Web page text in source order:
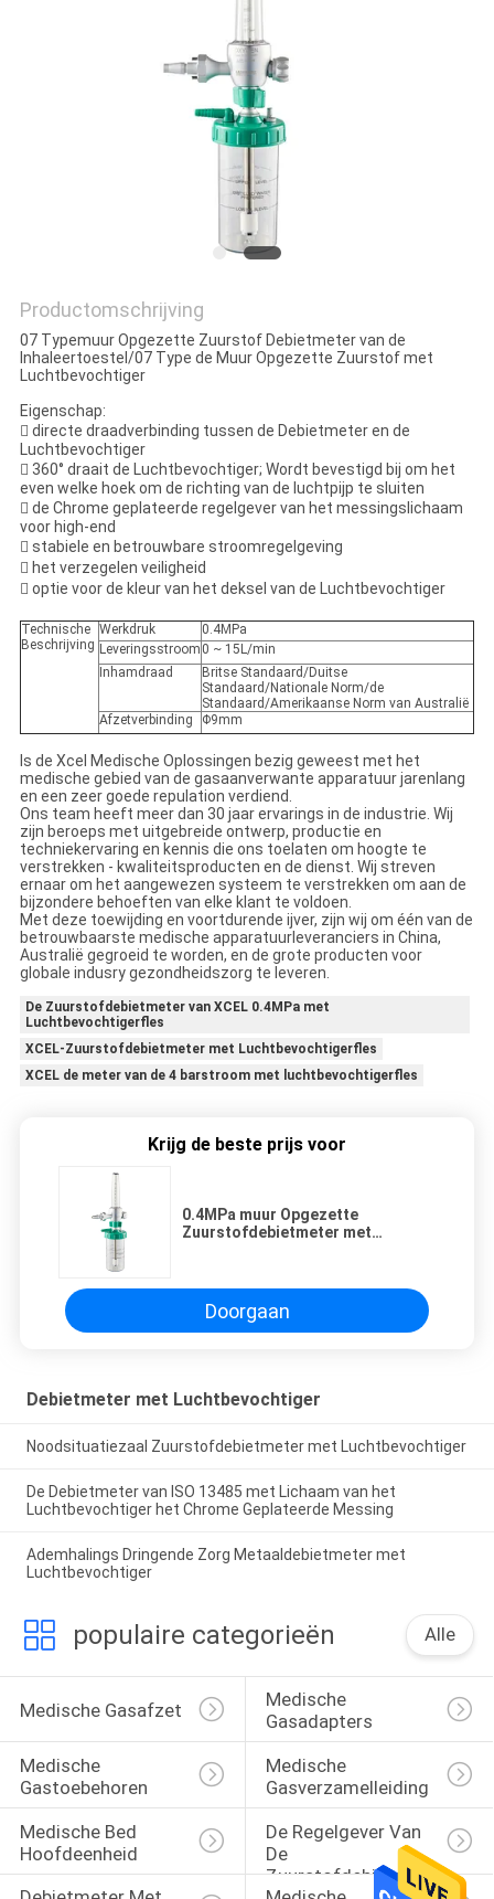
Productomschrijving
07 Typemuur Opgezette Zuurstof Debietmeter van de
Inhaleertoestel/07 Type de Muur Opgezette Zuurstof met
Luchtbevochtiger
Eigenschap:
 directe draadverbinding tussen de Debietmeter en de
Luchtbevochtiger
 360° draait de Luchtbevochtiger; Wordt bevestigd bij om het
even welke hoek om de richting van de luchtpijp te sluiten
 de Chrome geplateerde regelgever van het messingslichaam
voor high-end
 stabiele en betrouwbare stroomregelgeving
 het verzegelen veiligheid
 optie voor de kleur van het deksel van de Luchtbevochtiger
Technische
Beschrijving
Werkdruk
0.4MPa
Leveringsstroom 0 ~ 15L/min
Inhamdraad
Britse Standaard/Duitse
Standaard/Nationale Norm/de
Standaard/Amerikaanse Norm van Australië
Afzetverbinding
Φ9mm
Is de Xcel Medische Oplossingen bezig geweest met het
medische gebied van de gasaanverwante apparatuur jarenlang
en een zeer goede repulation verdiend.
Ons team heeft meer dan 30 jaar ervarings in de industrie. Wij
zijn beroeps met uitgebreide ontwerp, productie en
techniekervaring en kennis die ons toelaten om hoogte te
verstrekken - kwaliteitsproducten en de dienst. Wij streven
ernaar om het aangewezen systeem te verstrekken om aan de
bijzondere behoeften van elke klant te voldoen.
Met deze toewijding en voortdurende ijver, zijn wij om één van de
betrouwbaarste medische apparatuurleveranciers in China,
Australië gegroeid te worden, en de grote producten voor
globale indusry gezondheidszorg te leveren.
De Zuurstofdebietmeter van XCEL 0.4MPa met
Luchtbevochtigerfles
XCEL-Zuurstofdebietmeter met Luchtbevochtigerfles
XCEL de meter van de 4 barstroom met luchtbevochtigerfles
Krijg de beste prijs voor
0.4MPa muur Opgezette
Zuurstofdebietmeter met
Doorgaan
Debietmeter met Luchtbevochtiger
Noodsituatiezaal Zuurstofdebietmeter met Luchtbevochtiger
De Debietmeter van ISO 13485 met Lichaam van het
Luchtbevochtiger het Chrome Geplateerde Messing
Ademhalings Dringende Zorg Metaaldebietmeter met
Luchtbevochtiger
populaire categorieën Alle
Medische Gasafzet
Medische
Gasadapters
Medische
Gastoebehoren
Medische
Gasverzamelleiding
Medische Bed
Hoofdeenheid
De Regelgever Van
De
Zuurstofdebietmeter